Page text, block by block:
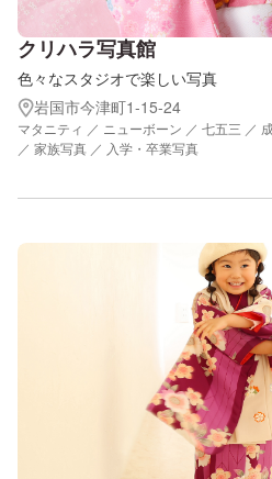
クリハラ写真館
色々なスタジオで楽しい写真
岩国市今津町1-15-24
マタニティ ／ ニューボーン ／ 七五三 ／
／ 家族写真 ／ 入学・卒業写真